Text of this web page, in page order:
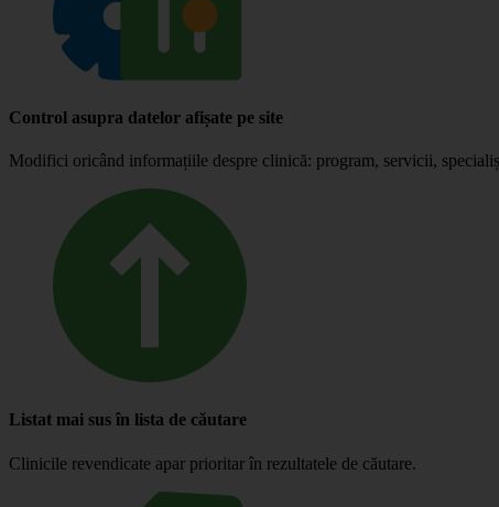
Control asupra datelor afișate pe site
Modifici oricând informațiile despre clinică: program, servicii,
Listat mai sus în lista de căutare
Clinicile revendicate apar prioritar în rezultatele de căutare.